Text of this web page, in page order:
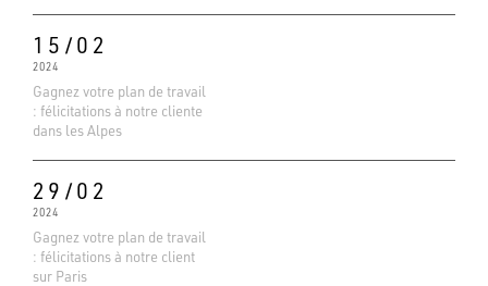
15/02
2024
Gagnez votre plan de travail
: félicitations à notre cliente
dans les Alpes
29/02
2024
Gagnez votre plan de travail
: félicitations à notre client
sur Paris
Basé sur 138 avis